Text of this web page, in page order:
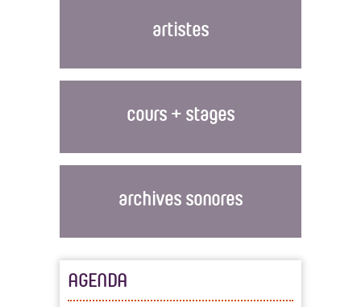
artistes
cours + stages
archives sonores
AGENDA